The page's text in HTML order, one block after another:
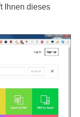
Ihnen dieses